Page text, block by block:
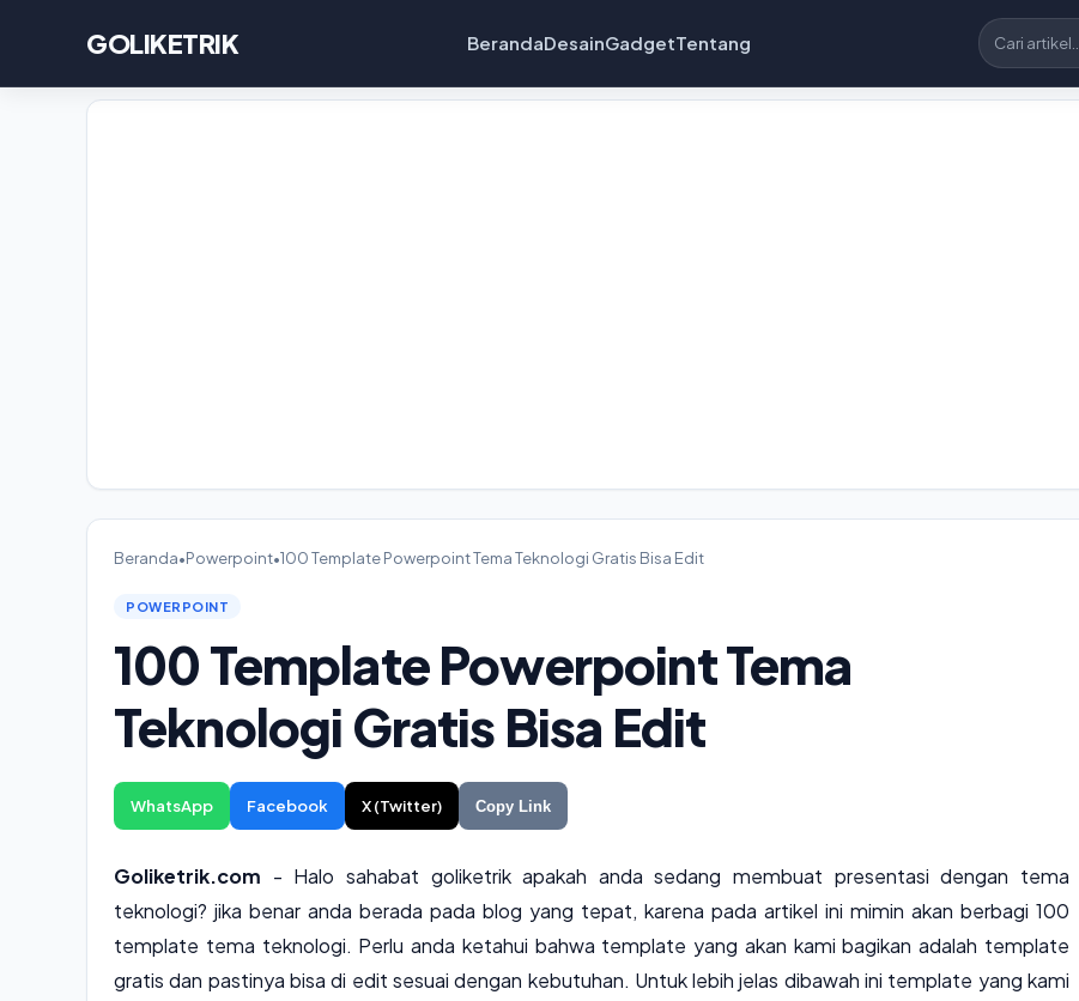
GOLIKETRIK BerandaDesainGadgetTentang
Beranda•Powerpoint•100 Template Powerpoint Tema Teknologi Gratis Bisa Edit
POWERPOINT
100 Template Powerpoint Tema
Teknologi Gratis Bisa Edit
WhatsApp Facebook X (Twitter) Copy Link
Goliketrik.com - Halo sahabat goliketrik apakah anda sedang membuat presentasi dengan tema
teknologi? jika benar anda berada pada blog yang tepat, karena pada artikel ini mimin akan berbagi 100
template tema teknologi. Perlu anda ketahui bahwa template yang akan kami bagikan adalah template
gratis dan pastinya bisa di edit sesuai dengan kebutuhan. Untuk lebih jelas dibawah ini template yang kami